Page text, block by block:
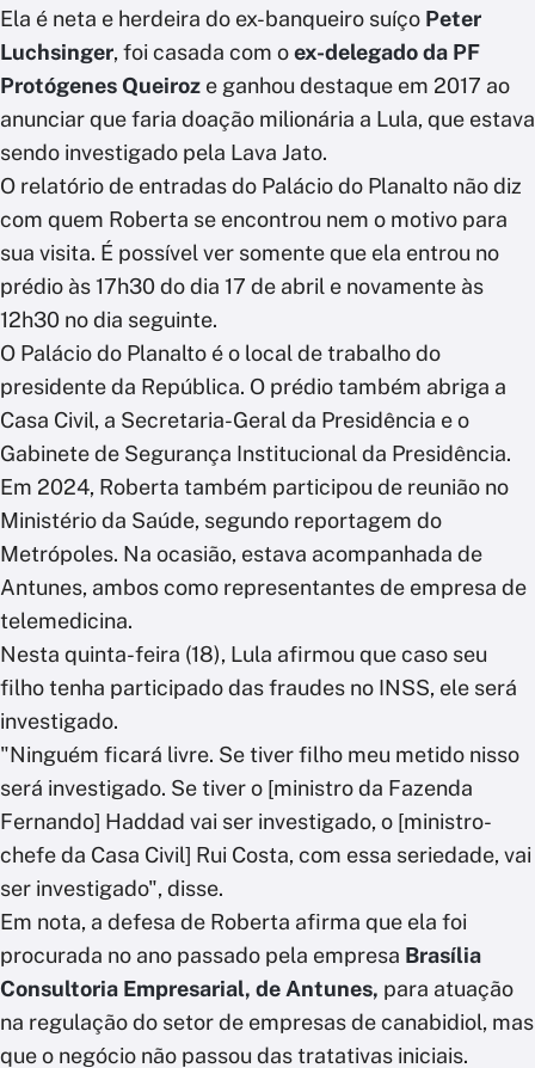
Ela é neta e herdeira do ex-banqueiro suíço Peter
Luchsinger, foi casada com oex-delegado da PF
Protógenes Queiroz e ganhou destaque em 2017 ao
anunciar que faria doação milionária a Lula, que estava
sendo investigado pela Lava Jato.
O relatório de entradas do Palácio do Planalto não diz
com quem Roberta se encontrou nem o motivo para
sua visita. É possível ver somente que ela entrou no
prédio às 17h30 do dia 17 de abril e novamente às
12h30 no dia seguinte.
O Palácio do Planalto é o local de trabalho do
presidente da República. O prédio também abriga a
Casa Civil, a Secretaria-Geral da Presidência e o
Gabinete de Segurança Institucional da Presidência.
Em 2024, Roberta também participou de reunião no
Ministério da Saúde, segundo reportagem do
Metrópoles. Na ocasião, estava acompanhada de
Antunes, ambos como representantes de empresa de
telemedicina.
Nesta quinta-feira (18), Lula afirmou que caso seu
filho tenha participado das fraudes no INSS, ele será
investigado.
"Ninguém ficará livre. Se tiver filho meu metido nisso
será investigado. Se tiver o [ministro da Fazenda
Fernando] Haddad vai ser investigado, o [ministro-
chefe da Casa Civil] Rui Costa, com essa seriedade, vai
ser investigado", disse.
Em nota, a defesa de Roberta afirma que ela foi
procurada no ano passado pela empresa Brasília
Consultoria Empresarial, de Antunes, para atuação
na regulação do setor de empresas de canabidiol, mas
que o negócio não passou das tratativas iniciais.